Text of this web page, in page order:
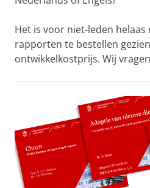
Het is voor niet-leden
rapporten te bestellen
ontwikkelkostprijs. Wij